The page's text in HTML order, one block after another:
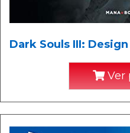
Dark Souls III:
Ver